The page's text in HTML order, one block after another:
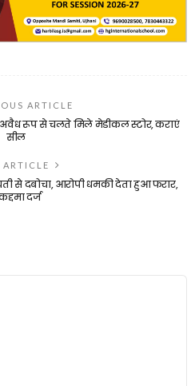
ARTICLE
अवैध रूप से चलते मिले मेडीकल स्टोर, कराएं
सील
ARTICLE
से दबोचा, आरोपी धमकी देता हुआ फरार,
दर्ज